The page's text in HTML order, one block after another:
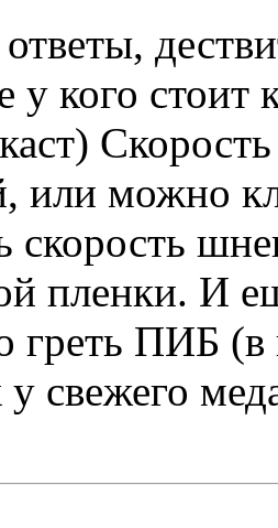
у кого стоит
или можно
пленки. И
греть ПИБ (в
свежего